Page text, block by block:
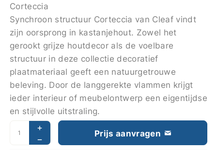
Corteccia
Synchroon structuur Corteccia van Cleaf vindt
zijn oorsprong in kastanjehout. Zowel het
gerookt grijze houtdecor als de voelbare
structuur in deze collectie decoratief
plaatmateriaal geeft een natuurgetrouwe
beleving. Door de langgerekte vlammen krijgt
ieder interieur of meubelontwerp een eigentijdse
en stijlvolle uitstraling.
Prijs aanvragen